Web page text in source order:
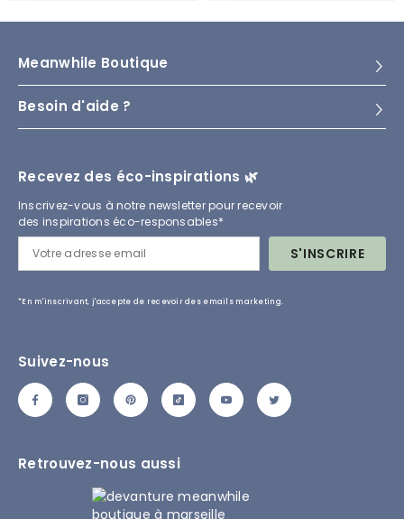
Meanwhile Boutique
Besoin d'aide ?
Recevez des éco-inspirations 🌿
Inscrivez-vous à notre newsletter pour recevoir
des inspirations éco-responsables*
S'INSCRIRE
*En m'inscrivant, j'accepte de recevoir des emails marketing.
Retrouvez-nous aussi
Suivez-nous